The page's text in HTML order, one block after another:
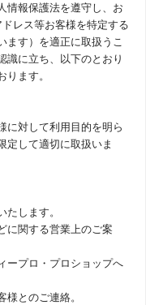
情報保護法を遵守し、お
レス等お客様を特定する
ます）を適正に取扱うこ
識に立ち、以下のとおり
ます。
に対して利用目的を明ら
定して適切に取扱いま
します。
に関する営業上のご案
ープロ・プロショップへ
とのご連絡。